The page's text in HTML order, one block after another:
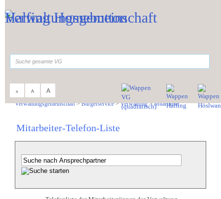
A A A
Verwaltungsgemeinschaft>Bürgerservice>Verwaltung>Mitarbeiter
Mitarbeiter-Telefon-Liste